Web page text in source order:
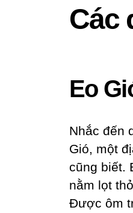
Các
Eo
Nhắc đến
Gió, một
cũng biết.
nằm lọt
Được ôm